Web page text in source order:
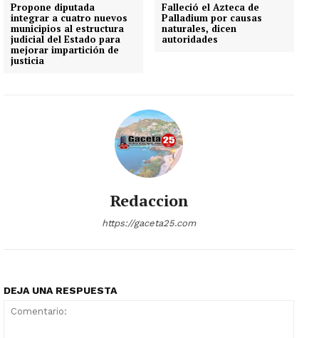
Propone diputada
integrar a cuatro nuevos
municipios al estructura
judicial del Estado para
mejorar impartición de
justicia
Falleció el Azteca de
Palladium por causas
naturales, dicen
autoridades
Redaccion
https://gaceta25.com
DEJA UNA RESPUESTA